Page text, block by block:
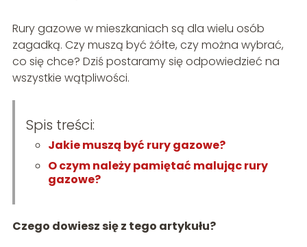
Rury gazowe w mieszkaniach są dla wielu osób
zagadką. Czy muszą być żółte, czy można wybrać,
co się chce? Dziś postaramy się odpowiedzieć na
wszystkie wątpliwości.
Spis treści:
Jakie muszą być rury gazowe?
O czym należy pamiętać malując rury
gazowe?
Czego dowiesz się z tego artykułu?